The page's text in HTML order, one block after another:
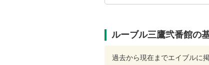
ルーブル三鷹弐番館の
過去から現在までエイブルに